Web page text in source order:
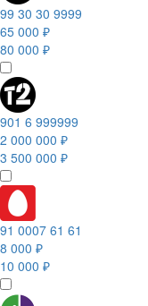
99 30 30 9999
65 000 ₽
80 000 ₽
901 6 999999
2 000 000 ₽
3 500 000 ₽
91 0007 61 61
8 000 ₽
10 000 ₽